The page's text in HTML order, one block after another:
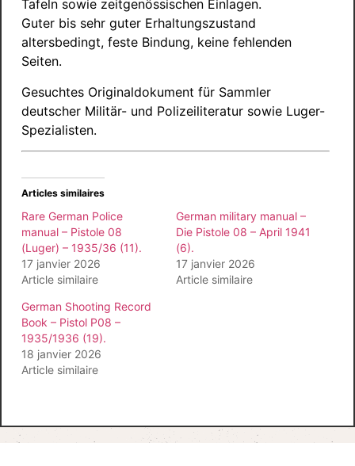
Tafeln sowie zeitgenössischen Einlagen.
Guter bis sehr guter Erhaltungszustand
altersbedingt, feste Bindung, keine fehlenden
Seiten.
Gesuchtes Originaldokument für Sammler
deutscher Militär- und Polizeiliteratur sowie Luger-
Spezialisten.
Articles similaires
Rare German Police
manual – Pistole 08
(Luger) – 1935/36 (11).
17 janvier 2026
Article similaire
German military manual –
Die Pistole 08 – April 1941
(6).
17 janvier 2026
Article similaire
German Shooting Record
Book – Pistol P08 –
1935/1936 (19).
18 janvier 2026
Article similaire